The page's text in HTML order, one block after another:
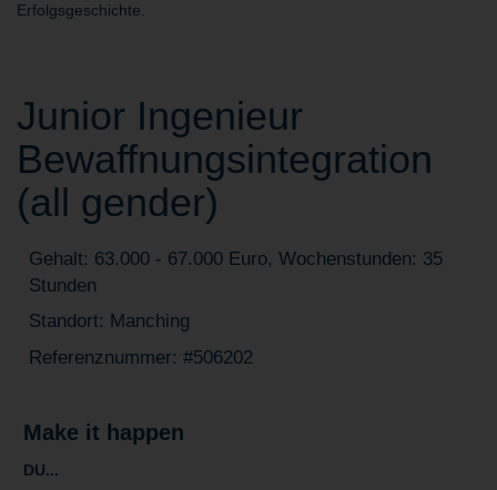
Erfolgsgeschichte.
Junior Ingenieur
Bewaffnungsintegration
(all gender)
Gehalt: 63.000 - 67.000 Euro, Wochenstunden: 35
Stunden
Standort: Manching
Referenznummer: #506202
Make it happen
DU...